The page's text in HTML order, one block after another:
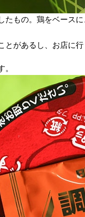
たもの。鶏をベース
があるし、お店に
。